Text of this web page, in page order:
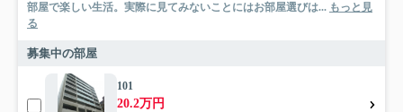
部屋で楽しい生活。実際に見てみないことにはお部屋選びは... もっと見
る
募集中の部屋
101
20.2万円